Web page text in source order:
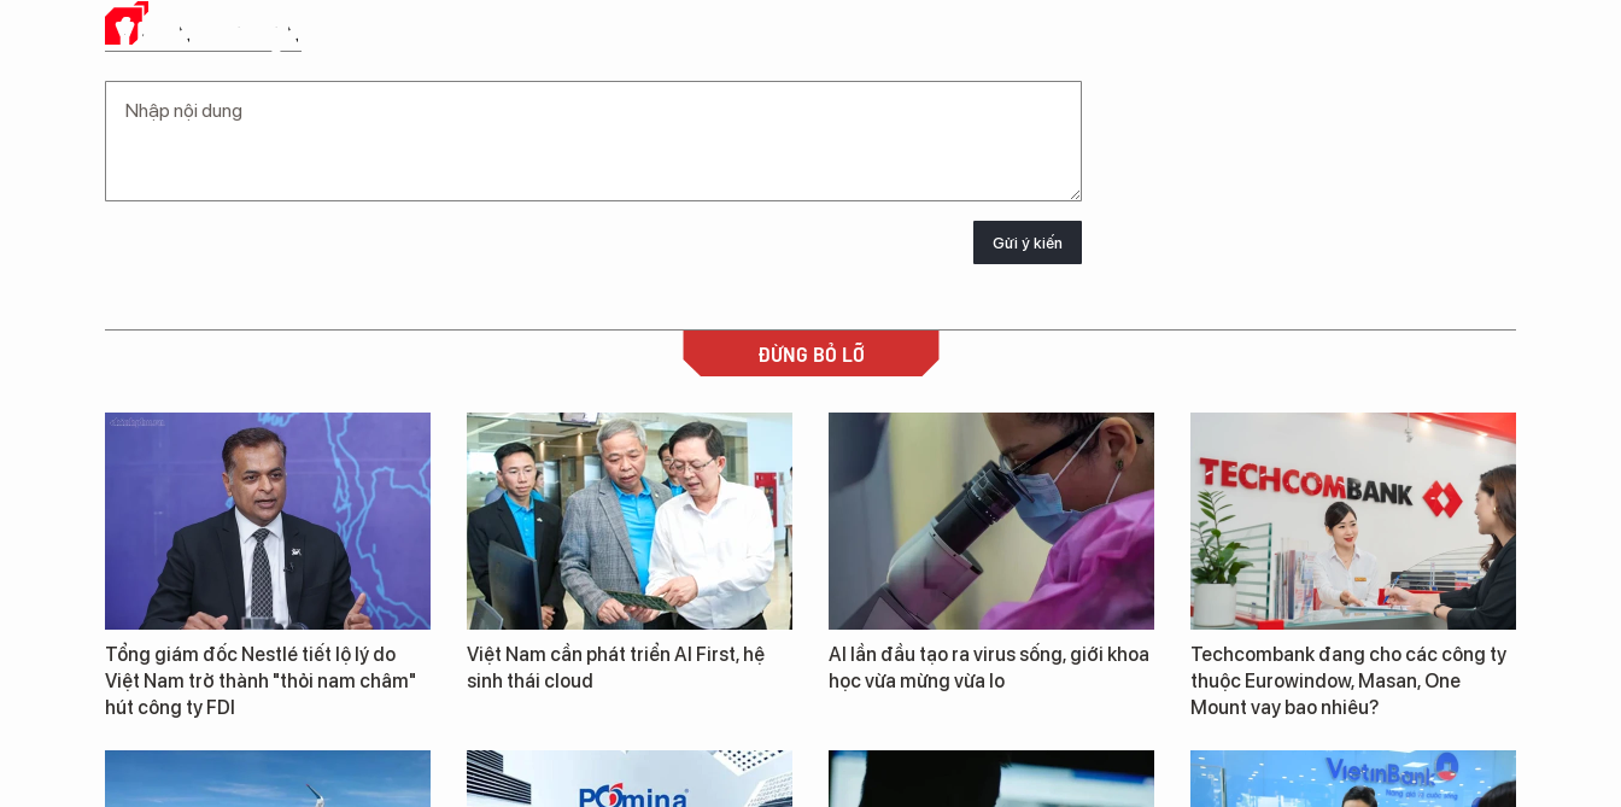
Ý KIẾN CỦA BẠN
Gửi ý kiến
ĐỪNG BỎ LỠ
Tổng giám đốc Nestlé tiết lộ lý do
Việt Nam trở thành "thỏi nam châm"
hút công ty FDI
Việt Nam cần phát triển AI First, hệ
sinh thái cloud
AI lần đầu tạo ra virus sống, giới khoa
học vừa mừng vừa lo
Techcombank đang cho các công ty
thuộc Eurowindow, Masan, One
Mount vay bao nhiêu?